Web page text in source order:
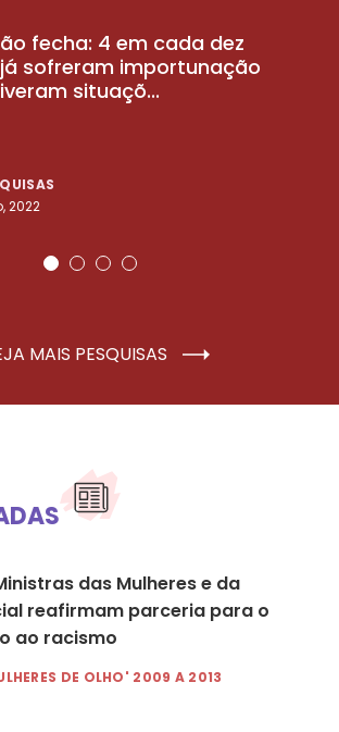
fecha: 4 em cada dez
sofreram importunação
situaçõ...
2022
MAIS PESQUISAS
das Mulheres e da
reafirmam parceria para o
ao racismo
DE OLHO' 2009 A 2013